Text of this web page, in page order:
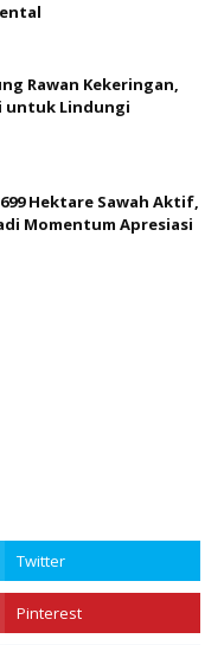
Rawan Kekeringan,
untuk Lindungi
Hektare Sawah Aktif,
Momentum Apresiasi